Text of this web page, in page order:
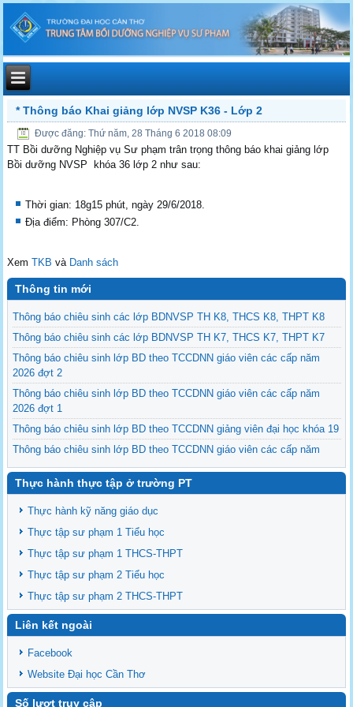
* Thông báo Khai giảng lớp NVSP K36 - Lớp 2
Được đăng: Thứ năm, 28 Tháng 6 2018 08:09
TT Bồi dưỡng Nghiệp vụ Sư phạm trân trọng thông báo khai giảng lớp
Bồi dưỡng NVSP khóa 36 lớp 2 như sau:
Thời gian: 18g15 phút, ngày 29/6/2018.
Địa điểm: Phòng 307/C2.
XemTKB và Danh sách
Thông tin mới
Thông báo chiêu sinh các lớp BDNVSP TH K8, THCS K8, THPT K8
Thông báo chiêu sinh các lớp BDNVSP TH K7, THCS K7, THPT K7
Thông báo chiêu sinh lớp BD theo TCCDNN giáo viên các cấp năm
2026 đợt 2
Thông báo chiêu sinh lớp BD theo TCCDNN giáo viên các cấp năm
2026 đợt 1
Thông báo chiêu sinh lớp BD theo TCCDNN giảng viên đại học khóa 19
Thông báo chiêu sinh lớp BD theo TCCDNN giáo viên các cấp năm
Thông báo chiêu sinh các lớp BDNVSP TH K6, THCS K6, THPT K6
Thông báo chiêu sinh lớp BD NVSP cấp chứng nhận khóa 4 năm 2025
Thông báo chiêu sinh lớp BD NVSP dạy đại học, cao đẳng, trung cấp
cấp chứng nhận khóa 03
Thông báo tổng khai giảng các lớp BDNVSP TH K5, THCS K5, THPT
K5
Thực hành thực tập ở trường PT
Thực hành kỹ năng giáo dục
Thực tập sư phạm 1 Tiểu học
Thực tập sư phạm 1 THCS-THPT
Thực tập sư phạm 2 Tiểu học
Thực tập sư phạm 2 THCS-THPT
Liên kết ngoài
Facebook
Website Đại học Cần Thơ
Số lượt truy cập